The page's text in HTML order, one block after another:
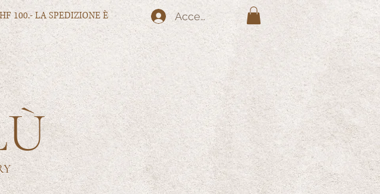
100.- LA SPEDIZIONE È
Accedi